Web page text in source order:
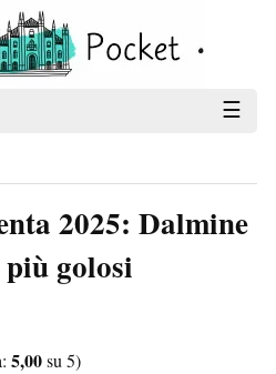
☰
2025: Dalmine
golosi
5,00su 5)